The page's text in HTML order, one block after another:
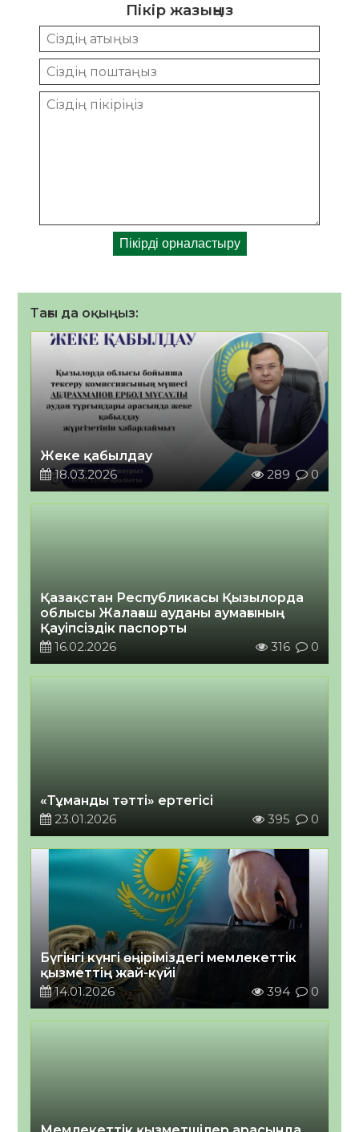
Пікір жазыңыз
Тағы да оқыңыз:
Жеке қабылдау
18.03.2026
289 0
Қазақстан Республикасы Қызылорда
облысы Жалағаш ауданы аумағының
Қауіпсіздік паспорты
16.02.2026
316 0
«Тұманды тәтті» ертегісі
23.01.2026
395 0
Бүгінгі күнгі өңіріміздегі мемлекеттік
қызметтің жай-күйі
14.01.2026
394 0